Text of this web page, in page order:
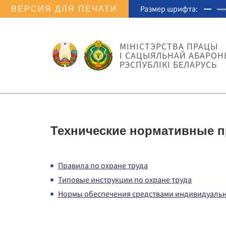
ВЕРСИЯ ДЛЯ ПЕЧАТИ Размер шрифта:
МIНIСТЭРСТВА ПРАЦЫ
I САЦЫЯЛЬНАЙ
РЭСПУБЛІКІ БЕЛАРУСЬ
Технические нормативные
Правила по охране труда
Типовые инструкции по охране труда
Нормы обеспечения средствами